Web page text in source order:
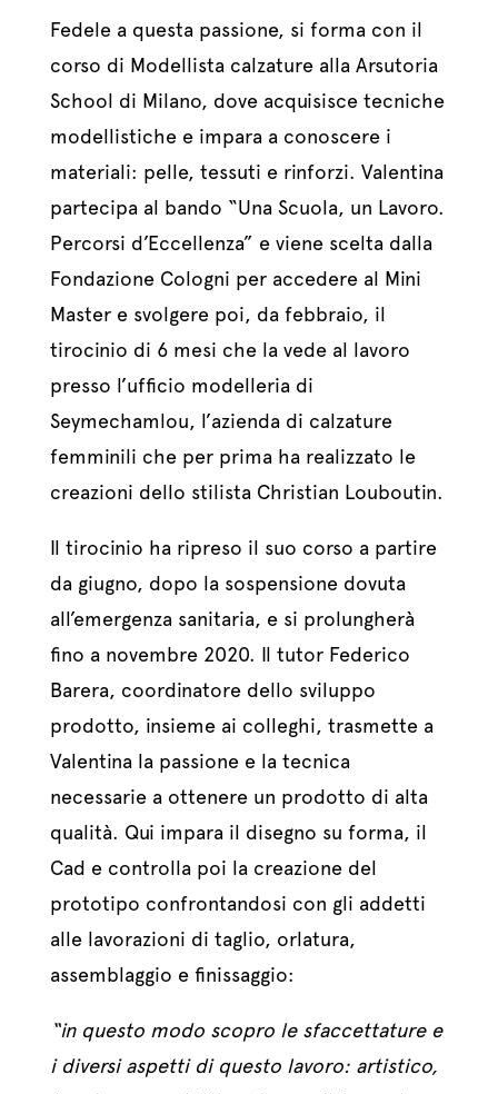
Fedele a questa passione, si forma con il
corso di Modellista calzature alla Arsutoria
School di Milano, dove acquisisce tecniche
modellistiche e impara a conoscere i
materiali: pelle, tessuti e rinforzi. Valentina
partecipa al bando “Una Scuola, un Lavoro.
Percorsi d’Eccellenza” e viene scelta dalla
Fondazione Cologni per accedere al Mini
Master e svolgere poi, da febbraio, il
tirocinio di 6 mesi che la vede al lavoro
presso l’ufficio modelleria di
Seymechamlou, l’azienda di calzature
femminili che per prima ha realizzato le
creazioni dello stilista Christian Louboutin.
Il tirocinio ha ripreso il suo corso a partire
da giugno, dopo la sospensione dovuta
all’emergenza sanitaria, e si prolungherà
fino a novembre 2020. Il tutor Federico
Barera, coordinatore dello sviluppo
prodotto, insieme ai colleghi, trasmette a
Valentina la passione e la tecnica
necessarie a ottenere un prodotto di alta
qualità. Qui impara il disegno su forma, il
Cad e controlla poi la creazione del
prototipo confrontandosi con gli addetti
alle lavorazioni di taglio, orlatura,
assemblaggio e finissaggio:
“in questo modo scopro le sfaccettature e
i diversi aspetti di questo lavoro: artistico,